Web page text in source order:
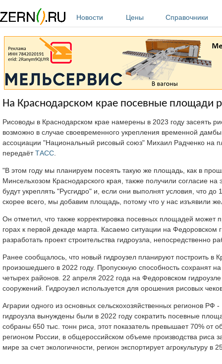
Новости
Цены Справочники
На Краснодарском крае посевные площади
Рисоводы в Краснодарском крае намерены в 2023 году засеять
возможно в случае своевременного укрепления временной
ассоциации "Национальный рисовый союз" Михаил Радченко на
передаётТАСС
"В этом году мы планируем посеять такую же площадь, как в
Минсельхозом Краснодарского края, также получили согласие
будут укреплять "Русгидро" и, если они выполнят условия, что
скорее всего, мы добавим площадь, потому что у нас изъявили
Он отметил, что также корректировка посевных площадей может
горах к первой декаде марта. Касаемо ситуации на Федоровском
разработать проект строительства гидроузла, непосредственно
Ранее сообщалось, что новый гидроузел планируют построить в
произошедшего в 2022 году. Пропускную способность сохранят
четырех районов. 22 апреля 2022 года на Федоровском
сооружений. Гидроузел используется для орошения рисовых
Аграрии одного из основных сельскохозяйственных регионов
гидроузла вынуждены были в 2022 году сократить посевные
собраны 650 тыс. тонн риса, этот показатель превышает 70% от
регионом России, в общероссийском объеме производства риса
мире за счет экологичности, регион экспортирует агрокультуру в